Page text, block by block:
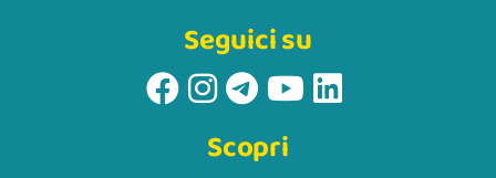
Seguici su
Scopri